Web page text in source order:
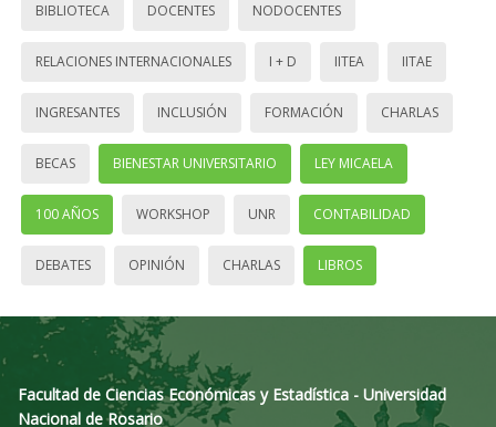
BIBLIOTECA DOCENTES NODOCENTES
RELACIONES INTERNACIONALES I + D IITEA IITAE
INGRESANTES INCLUSIÓN FORMACIÓN CHARLAS
BECAS BIENESTAR UNIVERSITARIO LEY MICAELA
100 AÑOS WORKSHOP UNR CONTABILIDAD
DEBATES OPINIÓN CHARLAS LIBROS
Facultad de Ciencias Económicas y Estadística - Universidad
Nacional de Rosario